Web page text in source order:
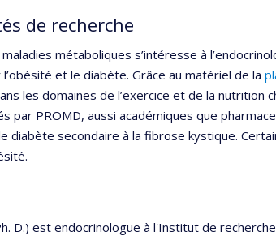
de recherche
métaboliques s’intéresse à
et le diabète. Grâce au matériel de la
les domaines de l’exercice et de la nutrition
par PROMD, aussi académiques que
diabète secondaire à la fibrose kystique.
D.) est endocrinologue à l'Institut de